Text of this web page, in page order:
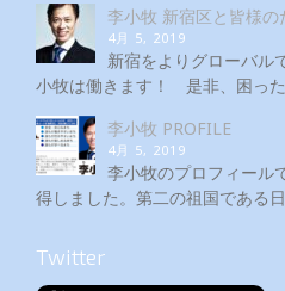
李小牧 新宿区と皆様の
4月 5, 2019
新宿をよりグローバル
小牧は働きます！ 是非、困っ
李小牧 PROFILE
4月 5, 2019
李小牧のプロフィール
得しました。第二の祖国である
Twitter